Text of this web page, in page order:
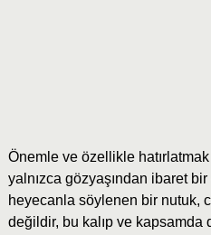
Önemle ve özellikle
yalnızca gözyaşından ibaret
heyecanla söylenen bir nutuk,
değildir, bu kalıp ve kapsamda